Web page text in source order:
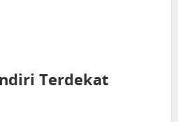
Terdekat